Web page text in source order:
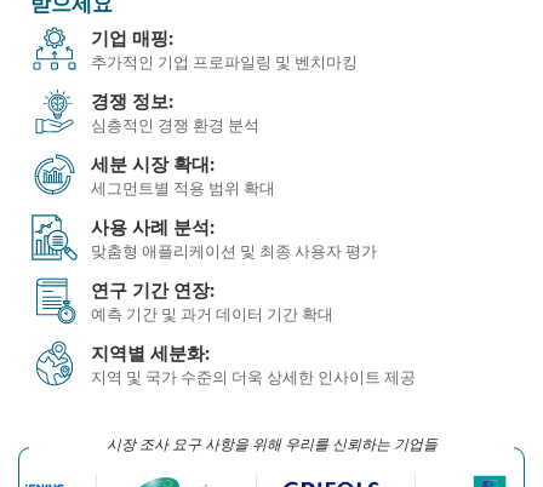
기업 매핑:
추가적인 기업 프로파일링 및 벤치마킹
경쟁 정보:
심층적인 경쟁 환경 분석
세분 시장 확대:
세그먼트별 적용 범위 확대
사용 사례 분석:
맞춤형 애플리케이션 및 최종 사용자 평가
연구 기간 연장:
예측 기간 및 과거 데이터 기간 확대
지역별 세분화:
지역 및 국가 수준의 더욱 상세한 인사이트 제공
시장 조사 요구 사항을 위해 우리를 신뢰하는 기업들